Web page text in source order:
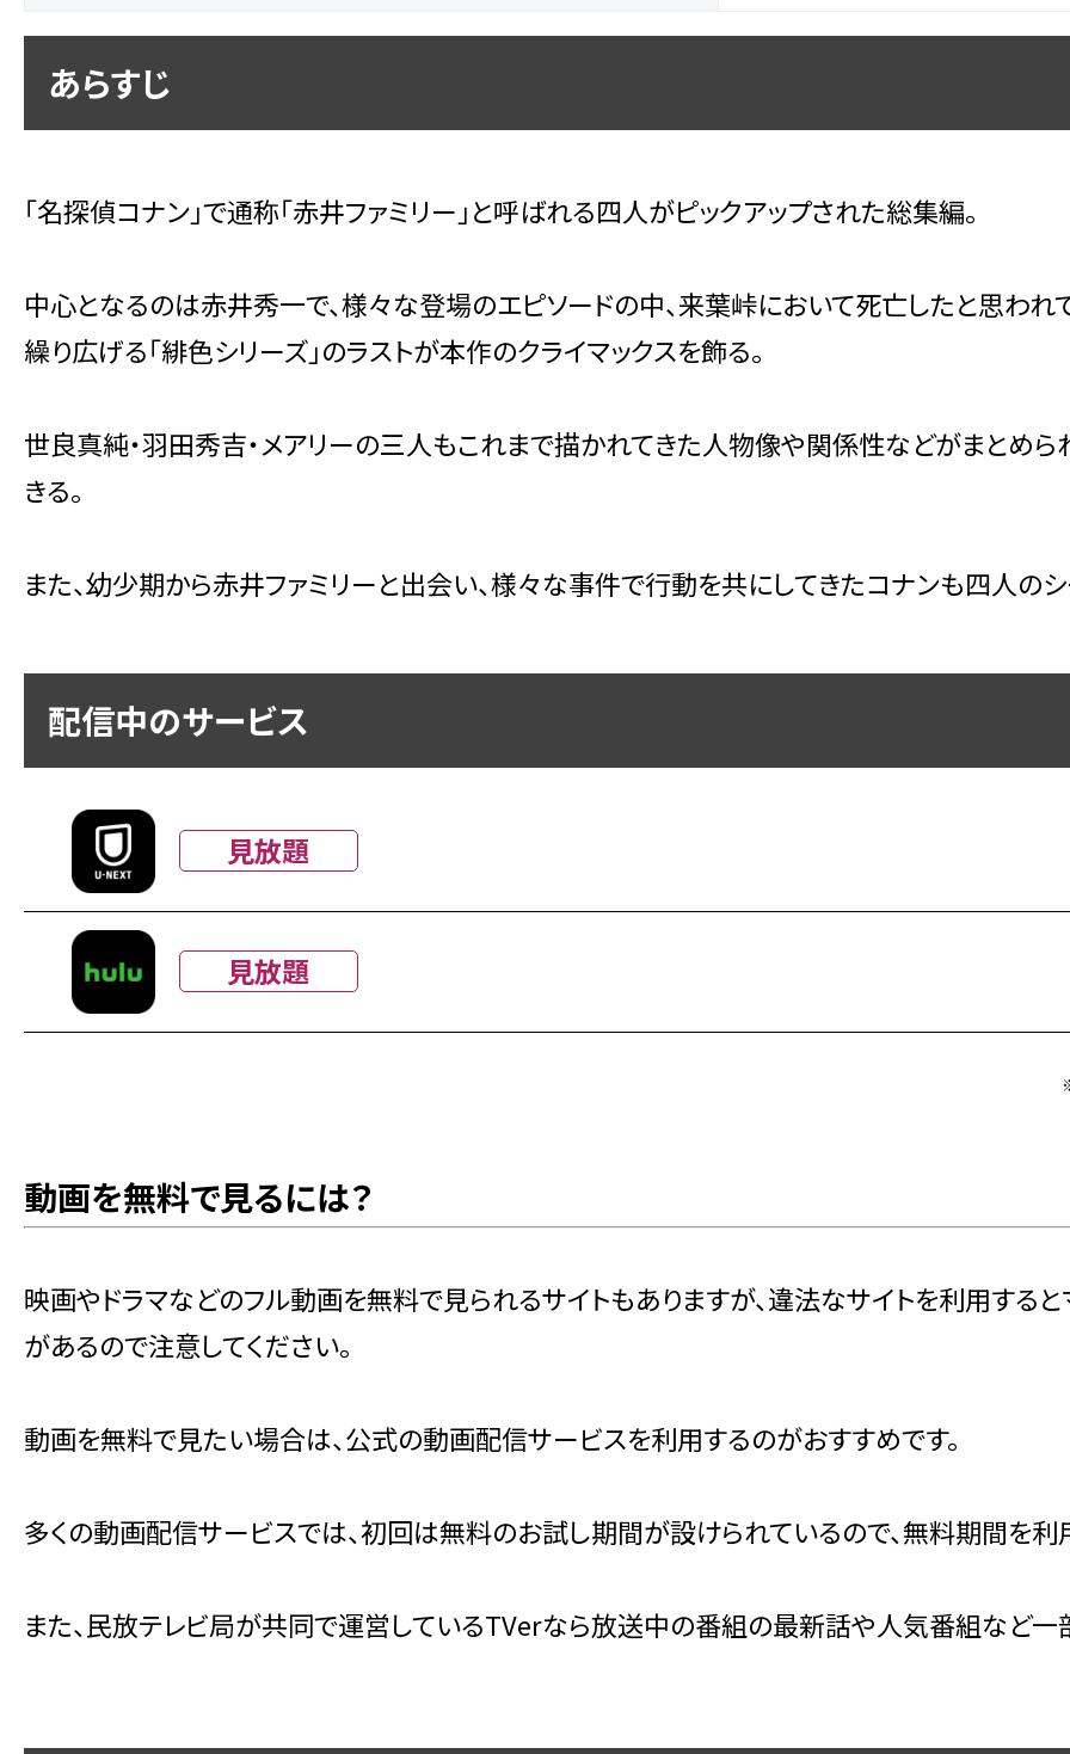
あらすじ
「名探偵コナン」で通称「赤井ファミリー」と呼ばれる四人がピックアップされた総集編。
中心となるのは赤井秀一で、様々な登場のエピソードの中、来葉峠において死亡したと思わ
繰り広げる「緋色シリーズ」のラストが本作のクライマックスを飾る。
世良真純・羽田秀吉・メアリーの三人もこれまで描かれてきた人物像や関係性などがまとめら
きる。
また、幼少期から赤井ファミリーと出会い、様々な事件で行動を共にしてきたコナンも四人の
配信中のサービス
見放題
見放題
動画を無料で見るには？
映画やドラマなどのフル動画を無料で見られるサイトもありますが、違法なサイトを利用する
があるので注意してください。
動画を無料で見たい場合は、公式の動画配信サービスを利用するのがおすすめです。
多くの動画配信サービスでは、初回は無料のお試し期間が設けられているので、無料期間を利
また、民放テレビ局が共同で運営しているTVerなら放送中の番組の最新話や人気番組など一